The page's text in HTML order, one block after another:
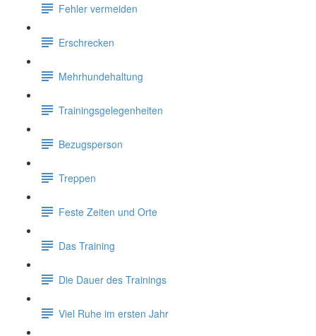
Fehler vermeiden
Erschrecken
Mehrhundehaltung
Trainingsgelegenheiten
Bezugsperson
Treppen
Feste Zeiten und Orte
Das Training
Die Dauer des Trainings
Viel Ruhe im ersten Jahr